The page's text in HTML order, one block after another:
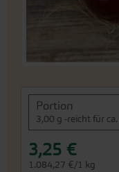
Portion
3,00 g -reicht für
3,25 €
1.084,27 €/1 kg
An
Beginn
der
Bildergalerie
springen